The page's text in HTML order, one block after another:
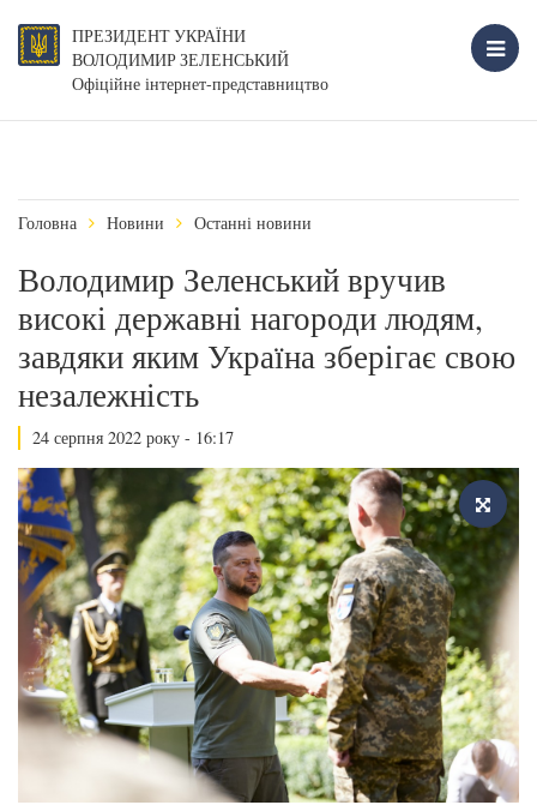
ПРЕЗИДЕНТ УКРАЇНИ
ВОЛОДИМИР ЗЕЛЕНСЬКИЙ
Офіційне інтернет-представництво
Головна Новини Останні новини
Володимир Зеленський вручив
високі державні нагороди людям,
завдяки яким Україна зберігає свою
незалежність
24 серпня 2022 року - 16:17